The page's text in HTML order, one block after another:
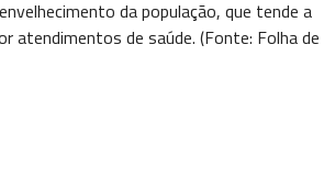
da população, que tende a
atendimentos de saúde. (Fonte: Folha de